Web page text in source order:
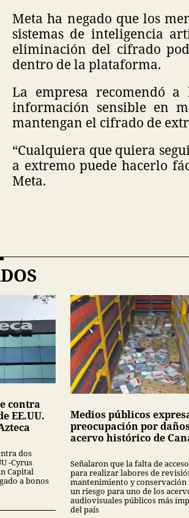
Meta ha negado que los
sistemas de inteligencia
eliminación del cifrado
dentro de la plataforma.
La empresa recomendó
información sensible en
mantengan el cifrado de
“Cualquiera que quiera
a extremo puede hacerlo
Meta.
contra
EE.UU.
dos
-Cyrus
Capital
a bonos
Medios públicos
preocupación por
acervo histórico de
Señalaron que la falta de
para realizar labores de
mantenimiento y conservación
un riesgo para uno de los
audiovisuales públicos más
del país